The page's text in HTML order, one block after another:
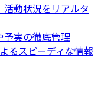
動状況をリアルタ
実の徹底管理
るスピーディな情報